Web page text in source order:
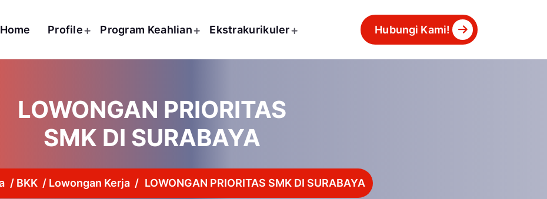
Home Profile Program Keahlian Ekstrakurikuler Hubungi Kami!
LOWONGAN PRIORITAS
SMK DI SURABAYA
/ BKK / Lowongan Kerja / LOWONGAN PRIORITAS SMK DI SURABAYA